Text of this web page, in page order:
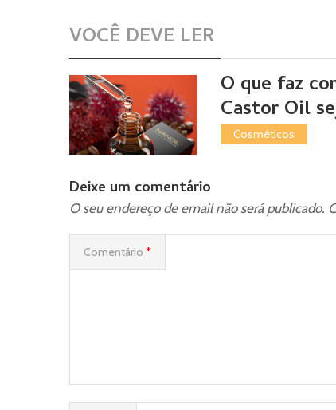
VOCÊ DEVE LER
O que faz
Castor Oil
Cosméticos
Deixe um comentário
O seu endereço de email não será publicado.
Comentário *